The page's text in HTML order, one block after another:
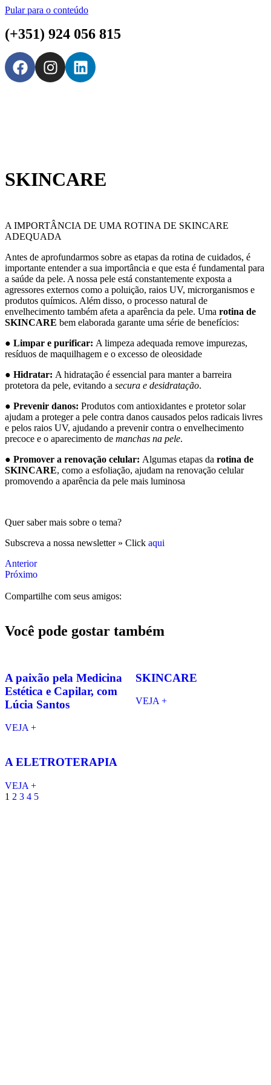
Pular para o conteúdo
(+351) 924 056 815
SKINCARE
A IMPORTÂNCIA DE UMA ROTINA DE SKINCARE
ADEQUADA
Antes de aprofundarmos sobre as etapas da rotina de cuidados, é
importante entender a sua importância e que esta é fundamental para
a saúde da pele. A nossa pele está constantemente exposta a
agressores externos como a poluição, raios UV, microrganismos e
produtos químicos. Além disso, o processo natural de
envelhecimento também afeta a aparência da pele. Uma rotina de
SKINCARE bem elaborada garante uma série de benefícios:
● Limpar e purificar: A limpeza adequada remove impurezas,
resíduos de maquilhagem e o excesso de oleosidade
● Hidratar: A hidratação é essencial para manter a barreira
protetora da pele, evitando a secura e desidratação.
● Prevenir danos: Produtos com antioxidantes e protetor solar
ajudam a proteger a pele contra danos causados pelos radicais livres
e pelos raios UV, ajudando a prevenir contra o envelhecimento
precoce e o aparecimento de manchas na pele.
● Promover a renovação celular: Algumas etapas da rotina de
SKINCARE, como a esfoliação, ajudam na renovação celular
promovendo a aparência da pele mais luminosa
Quer saber mais sobre o tema?
Subscreva a nossa newsletter » Click aqui
Anterior
Próximo
Compartilhe com seus amigos:
Você pode gostar também
A paixão pela Medicina
Estética e Capilar, com
Lúcia Santos
VEJA +
SKINCARE
VEJA +
A ELETROTERAPIA
VEJA +
1 2 3 4 5